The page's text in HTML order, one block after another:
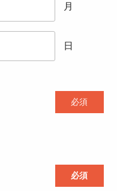
月
日
必須
必須